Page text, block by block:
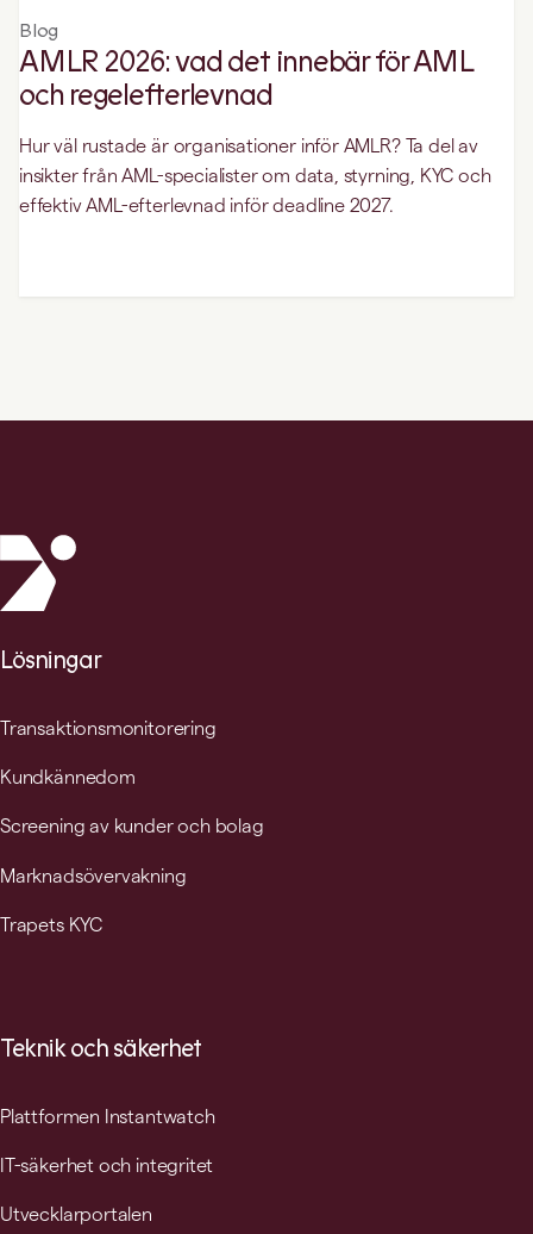
Blog
AMLR 2026: vad det innebär för AML
och regelefterlevnad
Hur väl rustade är organisationer inför AMLR? Ta del av
insikter från AML-specialister om data, styrning, KYC och
effektiv AML-efterlevnad inför deadline 2027.
Lösningar
Transaktionsmonitorering
Kundkännedom
Screening av kunder och bolag
Marknadsövervakning
Trapets KYC
Teknik och säkerhet
Plattformen Instantwatch
IT-säkerhet och integritet
Utvecklarportalen